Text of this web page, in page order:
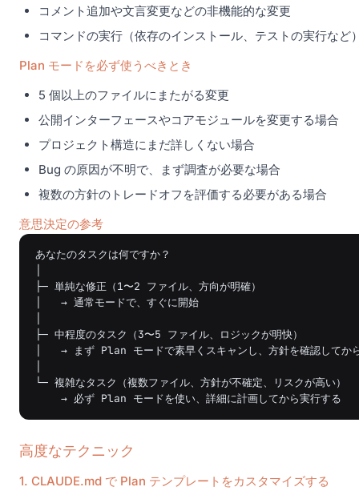
コメント追加や文言変更などの非機能的な変更
コマンドの実行（依存のインストール、テストの実行など
Plan モードを必ず使うべきとき
5 個以上のファイルにまたがる変更
公開インターフェースやコアモジュールを変更する場合
プロジェクト構造にまだ詳しくない場合
Bug の原因が不明で、まず調査が必要な場合
複数の方針のトレードオフを評価する必要がある場合
意思決定の参考
あなたのタスクは何ですか？
├─ 単純な修正（1〜2 ファイル、方向が明確）
│   → 通常モードで、すぐに開始
├─ 中程度のタスク（3〜5 ファイル、ロジックが明快）
│   → まず Plan モードで素早くスキャンし、方針を確認してか
└─ 複雑なタスク（複数ファイル、方針が不確定、リスクが高い）
高度なテクニック
1. CLAUDE.md で Plan テンプレートをカスタマイズする